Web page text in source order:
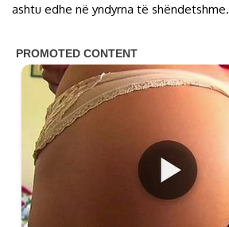
ashtu edhe në yndyrna të shëndetshme.